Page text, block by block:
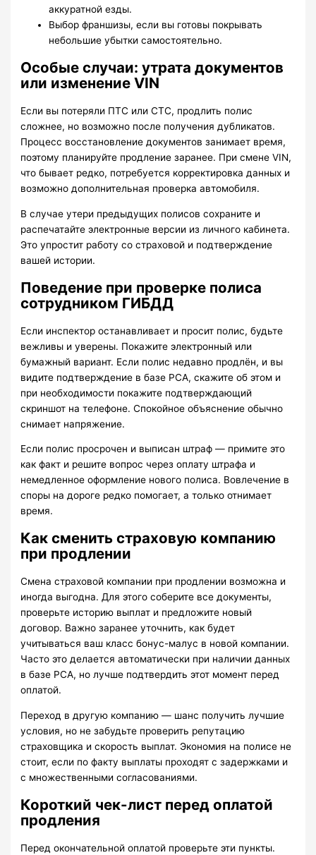
аккуратной езды.
Выбор франшизы, если вы готовы покрывать
небольшие убытки самостоятельно.
Особые случаи: утрата документов
или изменение VIN
Если вы потеряли ПТС или СТС, продлить полис
сложнее, но возможно после получения дубликатов.
Процесс восстановление документов занимает время,
поэтому планируйте продление заранее. При смене VIN,
что бывает редко, потребуется корректировка данных и
возможно дополнительная проверка автомобиля.
В случае утери предыдущих полисов сохраните и
распечатайте электронные версии из личного кабинета.
Это упростит работу со страховой и подтверждение
вашей истории.
Поведение при проверке полиса
сотрудником ГИБДД
Если инспектор останавливает и просит полис, будьте
вежливы и уверены. Покажите электронный или
бумажный вариант. Если полис недавно продлён, и вы
видите подтверждение в базе РСА, скажите об этом и
при необходимости покажите подтверждающий
скриншот на телефоне. Спокойное объяснение обычно
снимает напряжение.
Если полис просрочен и выписан штраф — примите это
как факт и решите вопрос через оплату штрафа и
немедленное оформление нового полиса. Вовлечение в
споры на дороге редко помогает, а только отнимает
время.
Как сменить страховую компанию
при продлении
Смена страховой компании при продлении возможна и
иногда выгодна. Для этого соберите все документы,
проверьте историю выплат и предложите новый
договор. Важно заранее уточнить, как будет
учитываться ваш класс бонус-малус в новой компании.
Часто это делается автоматически при наличии данных
в базе РСА, но лучше подтвердить этот момент перед
оплатой.
Переход в другую компанию — шанс получить лучшие
условия, но не забудьте проверить репутацию
страховщика и скорость выплат. Экономия на полисе не
стоит, если по факту выплаты проходят с задержками и
с множественными согласованиями.
Короткий чек-лист перед оплатой
продления
Перед окончательной оплатой проверьте эти пункты.